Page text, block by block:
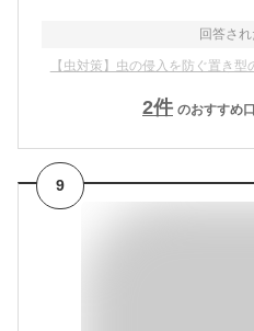
回答さ
【虫対策】虫の侵入を防ぐ置き
2件 のおすすめ
9